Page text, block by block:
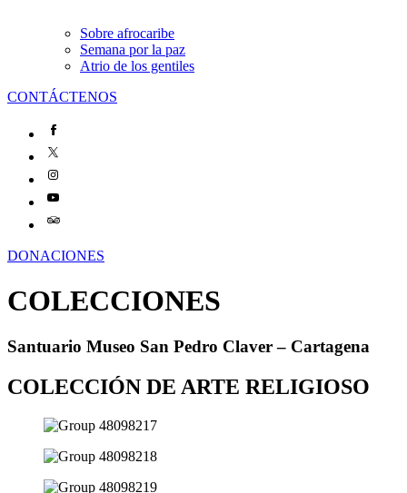
Sobre afrocaribe
Semana por la paz
Atrio de los gentiles
CONTÁCTENOS
DONACIONES
COLECCIONES
Santuario Museo San Pedro Claver – Cartagena
COLECCIÓN DE ARTE RELIGIOSO